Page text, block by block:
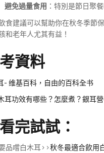
避免過量食用 ：特別是節日聚
食建議可以幫助你在秋冬季節
和老年人尤其有益！
資料
- 维基百科，自由的百科全书
耳功效有哪些？怎麼煮？銀耳
完試試：
品嚐白木耳>>秋冬最適合飲用